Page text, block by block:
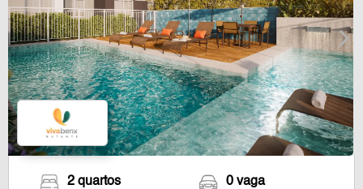
2 quartos 0 vaga